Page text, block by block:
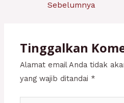
Sebelumnya
Tinggalkan
Alamat email Anda tidak
yang wajib ditandai *